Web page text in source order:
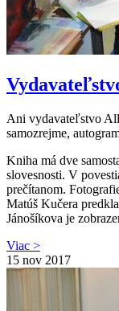
Ani vydavateľstvo
samozrejme,
Kniha má dve
slovesnosti. V
prečítanom.
Matúš Kučera
Jánošíkova je
Viac >
15 nov 2017